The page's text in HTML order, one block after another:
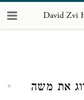
David Zvi
את משה